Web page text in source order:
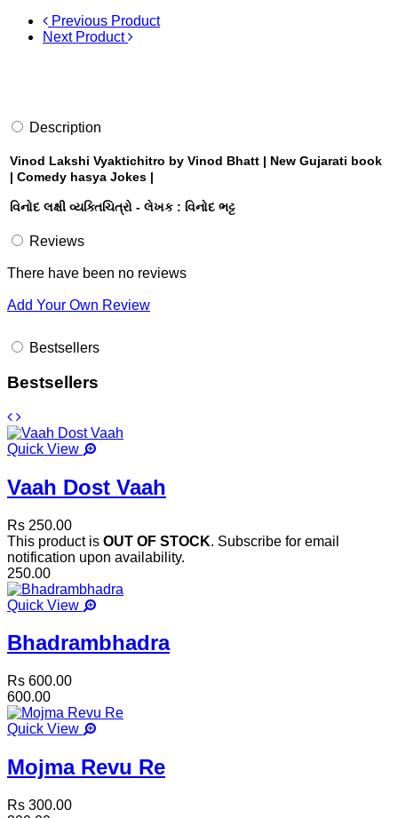
Previous Product
Next Product
Description
Vinod Lakshi Vyaktichitro by Vinod Bhatt | New Gujarati book
| Comedy hasya Jokes |
વિનોદ લક્ષી વ્યક્તિચિત્રો - લેખક : વિનોદ ભટ્ટ
Reviews
There have been no reviews
Add Your Own Review
Bestsellers
Bestsellers
Quick View
Vaah Dost Vaah
Rs 250.00
This product is OUT OF STOCK. Subscribe for email
notification upon availability.
250.00
Quick View
Bhadrambhadra
Rs 600.00
600.00
Quick View
Mojma Revu Re
Rs 300.00